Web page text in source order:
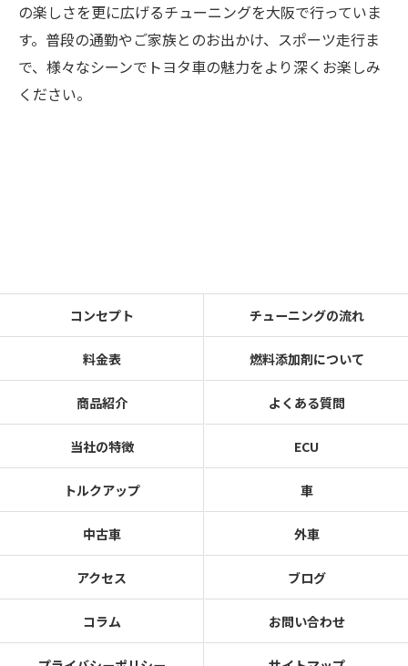
の楽しさを更に広げるチューニングを大阪で行っていま
す。普段の通勤やご家族とのお出かけ、スポーツ走行ま
で、様々なシーンでトヨタ車の魅力をより深くお楽しみ
ください。
コンセプト チューニングの流れ
料金表 燃料添加剤について
商品紹介 よくある質問
当社の特徴 ECU
トルクアップ 車
中古車 外車
アクセス ブログ
コラム お問い合わせ